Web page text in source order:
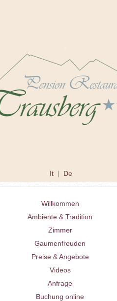
It De
Willkommen
Ambiente & Tradition
Zimmer
Gaumenfreuden
Preise & Angebote
Videos
Anfrage
Buchung online